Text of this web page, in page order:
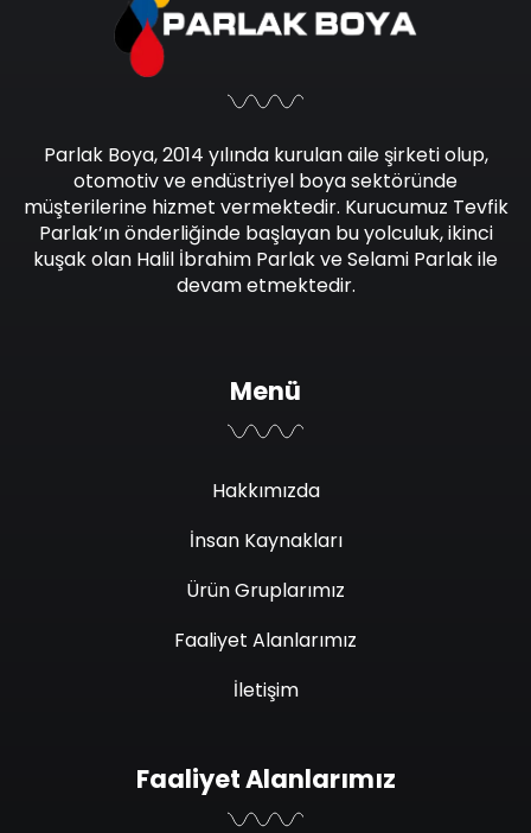
Parlak Boya, 2014 yılında kurulan aile şirketi olup,
otomotiv ve endüstriyel boya sektöründe
müşterilerine hizmet vermektedir. Kurucumuz Tevfik
Parlak’ın önderliğinde başlayan bu yolculuk, ikinci
kuşak olan Halil İbrahim Parlak ve Selami Parlak ile
devam etmektedir.
Menü
Hakkımızda
İnsan Kaynakları
Ürün Gruplarımız
Faaliyet Alanlarımız
İletişim
Faaliyet Alanlarımız